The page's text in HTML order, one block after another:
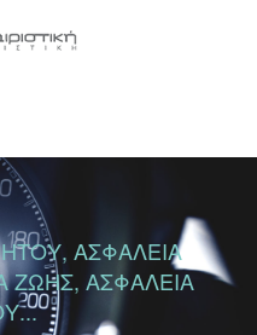
ΑΣΦΑΛΕΙΑ
ΖΩΗΣ, ΑΣΦΑΛΕΙΑ